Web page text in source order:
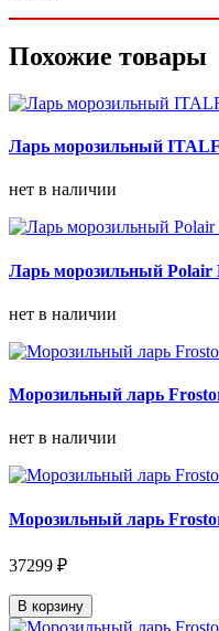
Похожие товары
Ларь морозильный
нет в наличии
Ларь морозильный Polair
нет в наличии
Морозильный ларь
нет в наличии
Морозильный ларь
37299 ₽
В корзину